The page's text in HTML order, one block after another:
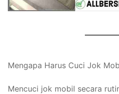
Mengapa Harus Cuci Jok
Mencuci jok mobil secara